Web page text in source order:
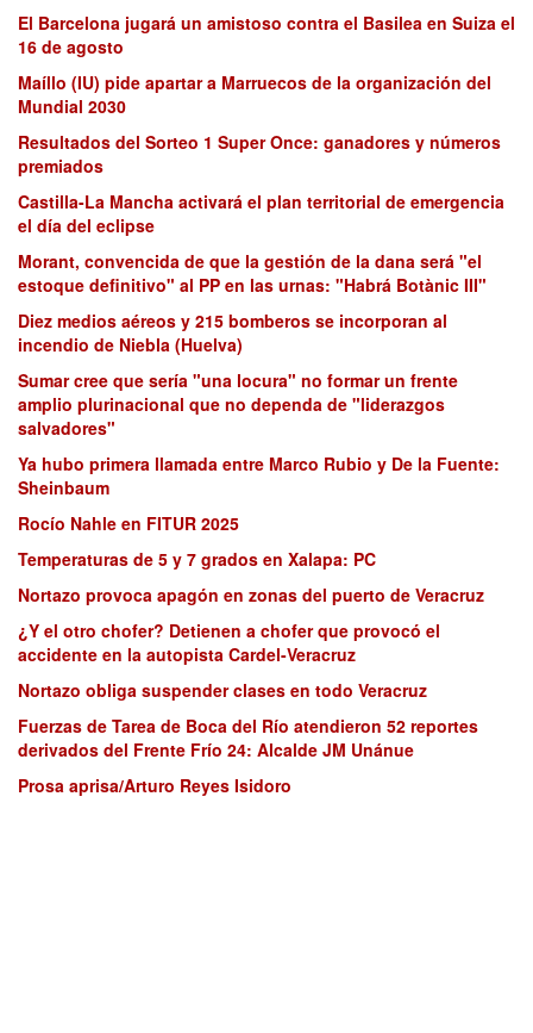
El Barcelona jugará un amistoso contra el Basilea en Suiza el
16 de agosto
Maíllo (IU) pide apartar a Marruecos de la organización del
Mundial 2030
Resultados del Sorteo 1 Super Once: ganadores y números
premiados
Castilla-La Mancha activará el plan territorial de emergencia
el día del eclipse
Morant, convencida de que la gestión de la dana será "el
estoque definitivo" al PP en las urnas: "Habrá Botànic III"
Diez medios aéreos y 215 bomberos se incorporan al
incendio de Niebla (Huelva)
Sumar cree que sería "una locura" no formar un frente
amplio plurinacional que no dependa de "liderazgos
salvadores"
Ya hubo primera llamada entre Marco Rubio y De la Fuente:
Sheinbaum
Rocío Nahle en FITUR 2025
Temperaturas de 5 y 7 grados en Xalapa: PC
Nortazo provoca apagón en zonas del puerto de Veracruz
¿Y el otro chofer? Detienen a chofer que provocó el
accidente en la autopista Cardel-Veracruz
Nortazo obliga suspender clases en todo Veracruz
Fuerzas de Tarea de Boca del Río atendieron 52 reportes
derivados del Frente Frío 24: Alcalde JM Unánue
Prosa aprisa/Arturo Reyes Isidoro